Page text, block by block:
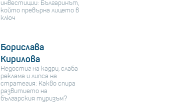
инвестиции: Българинът,
който превърна лицето в
ключ
Борислава
Кирилова
Недостиг на кадри, слаба
реклама и липса на
стратегия: Какво спира
развитието на
българския туризъм?